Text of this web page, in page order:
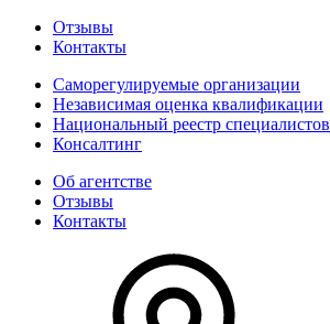
Отзывы
Контакты
Саморегулируемые организации
Независимая оценка квалификации
Национальный реестр специалистов
Консалтинг
Об агентстве
Отзывы
Контакты